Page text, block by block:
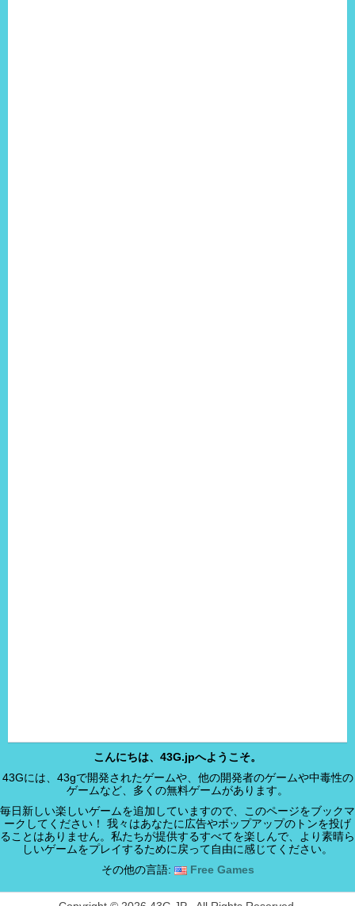
こんにちは、43G.jpへようこそ。
43Gには、43gで開発されたゲームや、他の開発者のゲームや中毒性の
ゲームなど、多くの無料ゲームがあります。
毎日新しい楽しいゲームを追加していますので、このページをブックマ
ークしてください！ 我々はあなたに広告やポップアップのトンを投げ
ることはありません。私たちが提供するすべてを楽しんで、より素晴ら
しいゲームをプレイするために戻って自由に感じてください。
その他の言語:
Free Games